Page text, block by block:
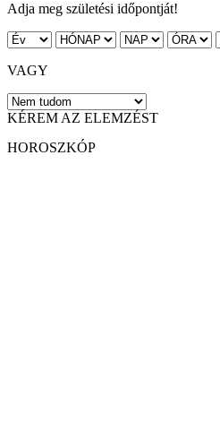
Adja meg születési időpontját!
VAGY
KÉREM AZ ELEMZÉST
HOROSZKÓP